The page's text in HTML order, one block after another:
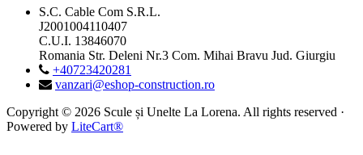
S.C. Cable Com S.R.L.
J2001004110407
C.U.I. 13846070
Romania Str. Deleni Nr.3 Com. Mihai Bravu Jud. Giurgiu
+40723420281
vanzari@eshop-construction.ro
Copyright © 2026 Scule și Unelte La Lorena. All rights reserved ·
Powered by LiteCart®